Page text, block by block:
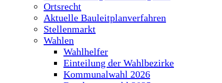
Ortsrecht
Aktuelle Bauleitplanverfahren
Stellenmarkt
Wahlen
Wahlhelfer
Einteilung der Wahlbezirke
Kommunalwahl 2026